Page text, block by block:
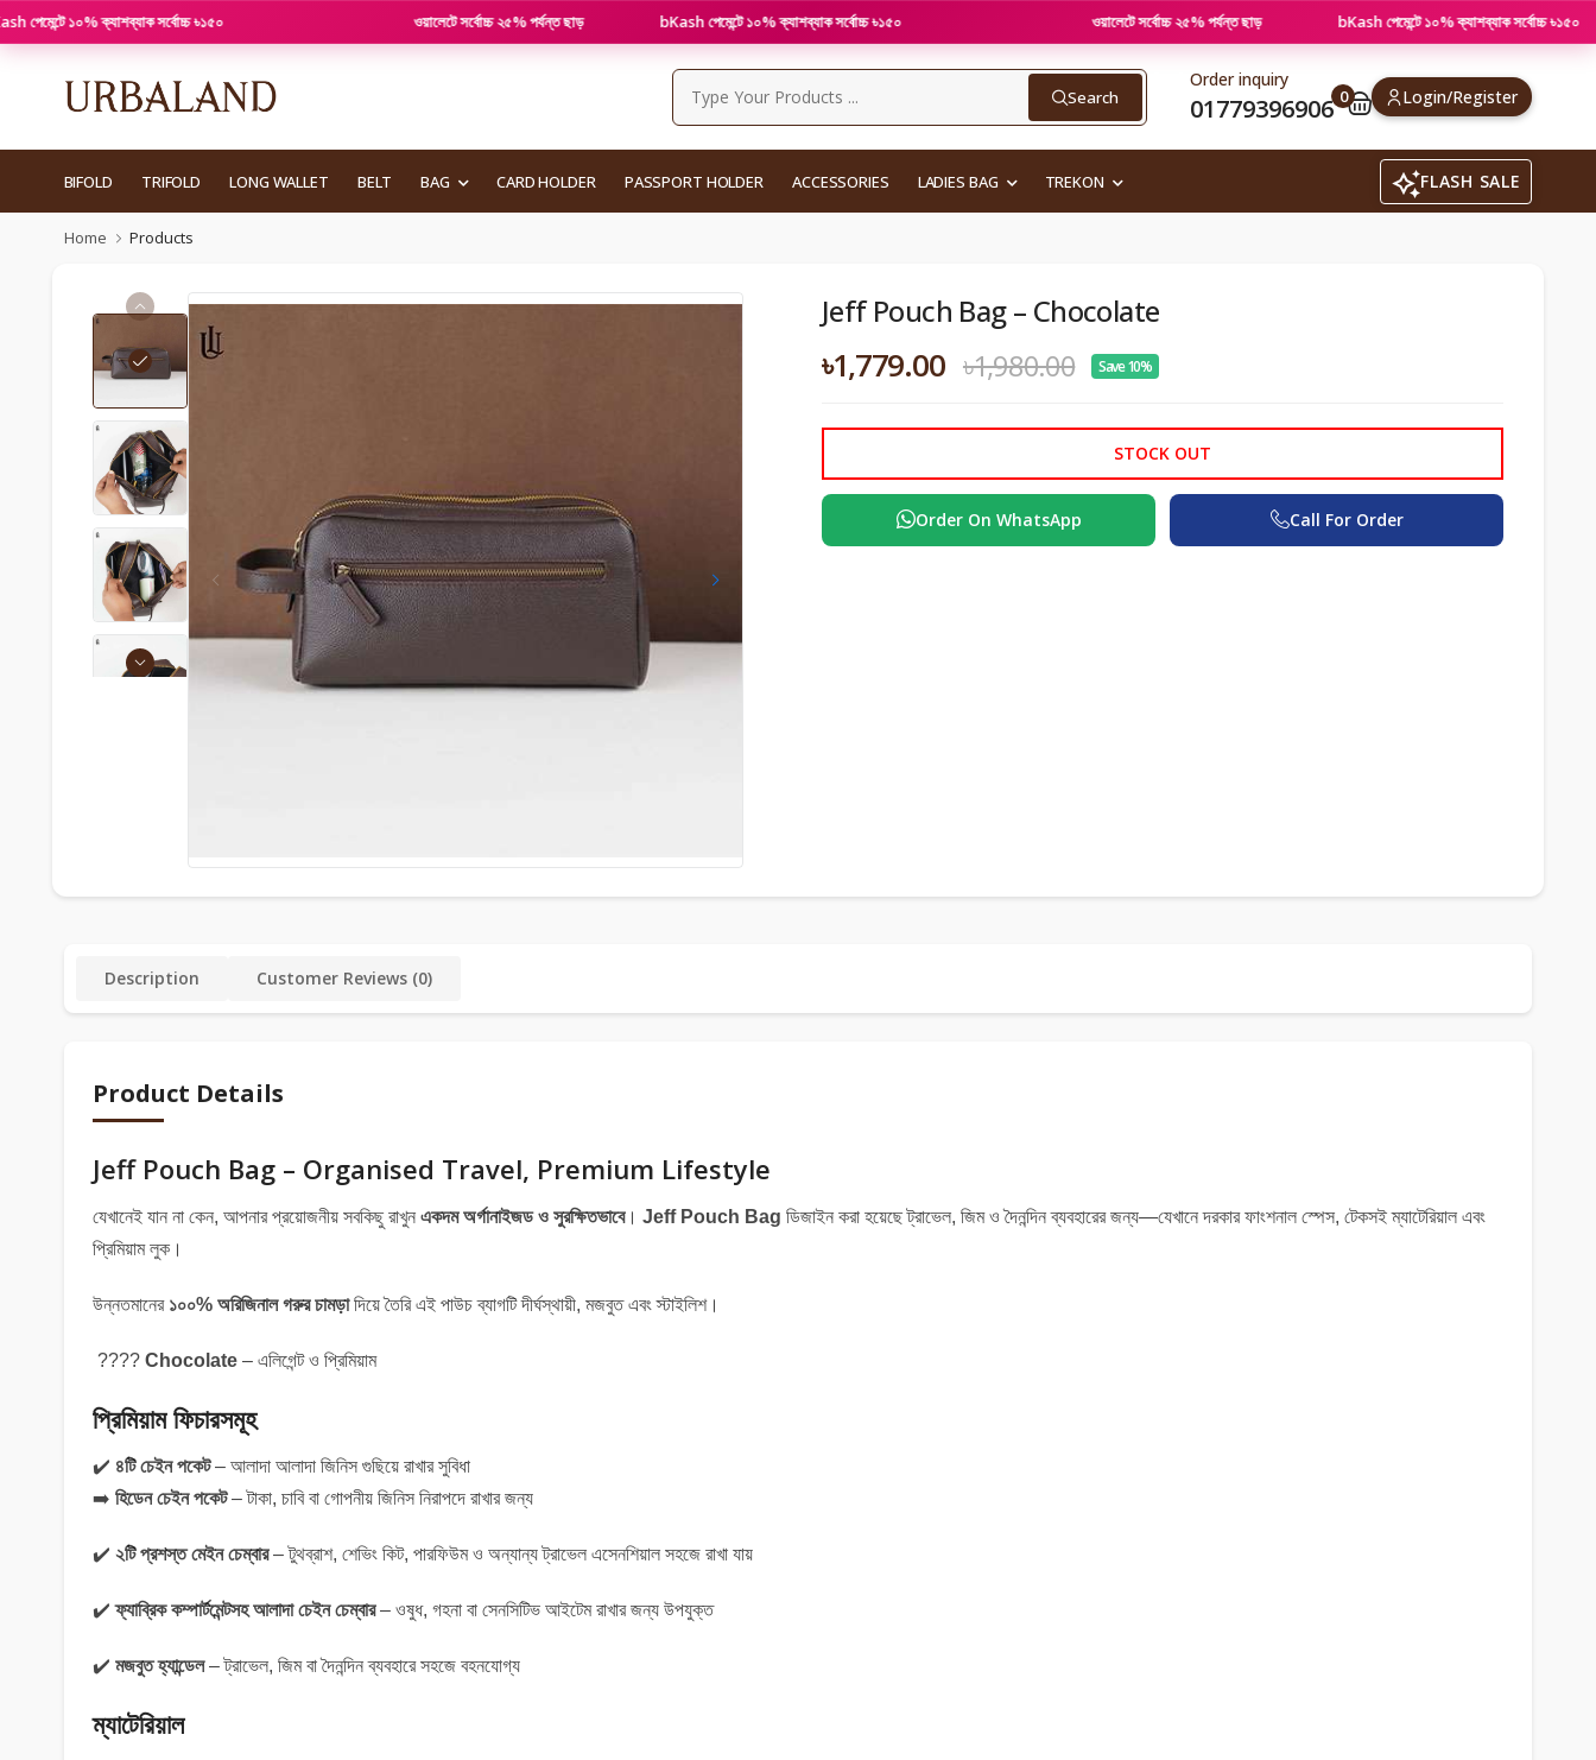
১০% ক্যাশব্যাক সর্বোচ্চ ৳১৫০ ওয়ালেটে সর্বোচ্চ ২৫% পর্যন্ত ছাড় bKash পেমেন্টে ১০% ক্যাশব্যাক সর্বোচ্চ ৳১৫০ ওয়ালেটে সর্বোচ্চ ২৫% পর্যন্ত ছাড় bKash পেমেন্টে ১০% ক্যাশব্যাক সর্বোচ্চ ৳১৫০
Search
Order inquiry
01779396906 0 Login/Register
BIFOLD TRIFOLD LONG WALLET BELT BAG CARD HOLDER PASSPORT HOLDER ACCESSORIES LADIES BAG TREKON FLASH SALE
Home Products
Jeff Pouch Bag – Chocolate
৳1,779.00 ৳1,980.00 Save 10%
STOCK OUT
Order On WhatsApp Call For Order
Description Customer Reviews (0)
Product Details
Jeff Pouch Bag – Organised Travel, Premium Lifestyle
যেখানেই যান না কেন, আপনার প্রয়োজনীয় সবকিছু রাখুন একদম অর্গানাইজড ও সুরক্ষিতভাবে। Jeff Pouch Bag ডিজাইন করা হয়েছে ট্রাভেল, জিম ও দৈনন্দিন ব্যবহারের জন্য—যেখানে দরকার ফাংশনাল স্পেস, টেকসই ম্যাটেরিয়াল এবং
প্রিমিয়াম লুক।
উন্নতমানের ১০০% অরিজিনাল গরুর চামড়াদিয়ে তৈরি এই পাউচ ব্যাগটি দীর্ঘস্থায়ী, মজবুত এবং স্টাইলিশ।
???? Chocolate– এলিগেন্ট ও প্রিমিয়াম
প্রিমিয়াম ফিচারসমূহ
✔️ ৪টি চেইন পকেট– আলাদা আলাদা জিনিস গুছিয়ে রাখার সুবিধা
➡️ হিডেন চেইন পকেট– টাকা, চাবি বা গোপনীয় জিনিস নিরাপদে রাখার জন্য
✔️ ২টি প্রশস্ত মেইন চেম্বার– টুথব্রাশ, শেভিং কিট, পারফিউম ও অন্যান্য ট্রাভেল এসেনশিয়াল সহজে রাখা যায়
✔️ফ্যাব্রিক কম্পার্টমেন্টসহ আলাদা চেইন চেম্বার– ওষুধ, গহনা বা সেনসিটিভ আইটেম রাখার জন্য উপযুক্ত
✔️ মজবুত হ্যান্ডেল– ট্রাভেল, জিম বা দৈনন্দিন ব্যবহারে সহজে বহনযোগ্য
ম্যাটেরিয়াল